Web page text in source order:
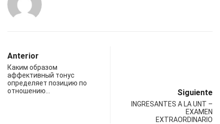
Anterior
Каким образом
аффективный тонус
определяет позицию по
отношению…
Siguiente
INGRESANTES A LA UNT –
EXAMEN
EXTRAORDINARIO